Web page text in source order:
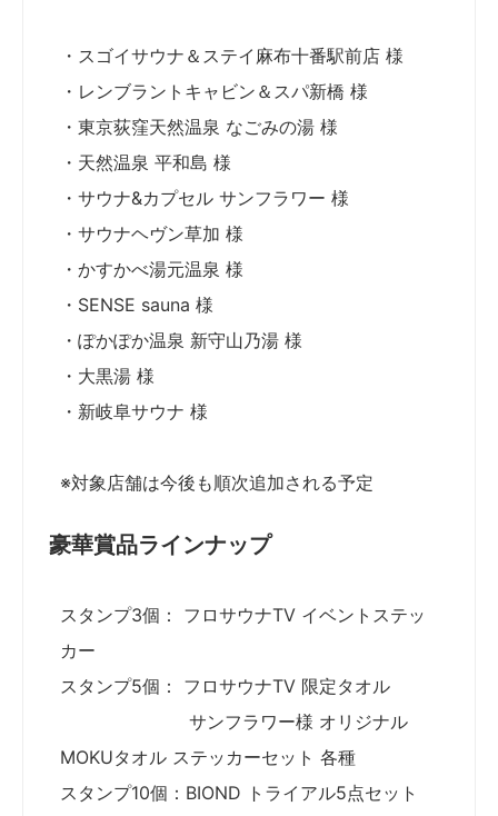
・スゴイサウナ＆ステイ麻布十番駅前店 様
・レンブラントキャビン＆スパ新橋 様
・東京荻窪天然温泉 なごみの湯 様
・天然温泉 平和島 様
・サウナ&カプセル サンフラワー 様
・サウナヘヴン草加 様
・かすかべ湯元温泉 様
・SENSE sauna 様
・ぽかぽか温泉 新守山乃湯 様
・大黒湯 様
・新岐阜サウナ 様
※対象店舗は今後も順次追加される予定
豪華賞品ラインナップ
スタンプ3個： フロサウナTV イベントステッ
カー
スタンプ5個： フロサウナTV 限定タオル
サンフラワー様 オリジナル
MOKUタオル ステッカーセット 各種
スタンプ10個：BIOND トライアル5点セット